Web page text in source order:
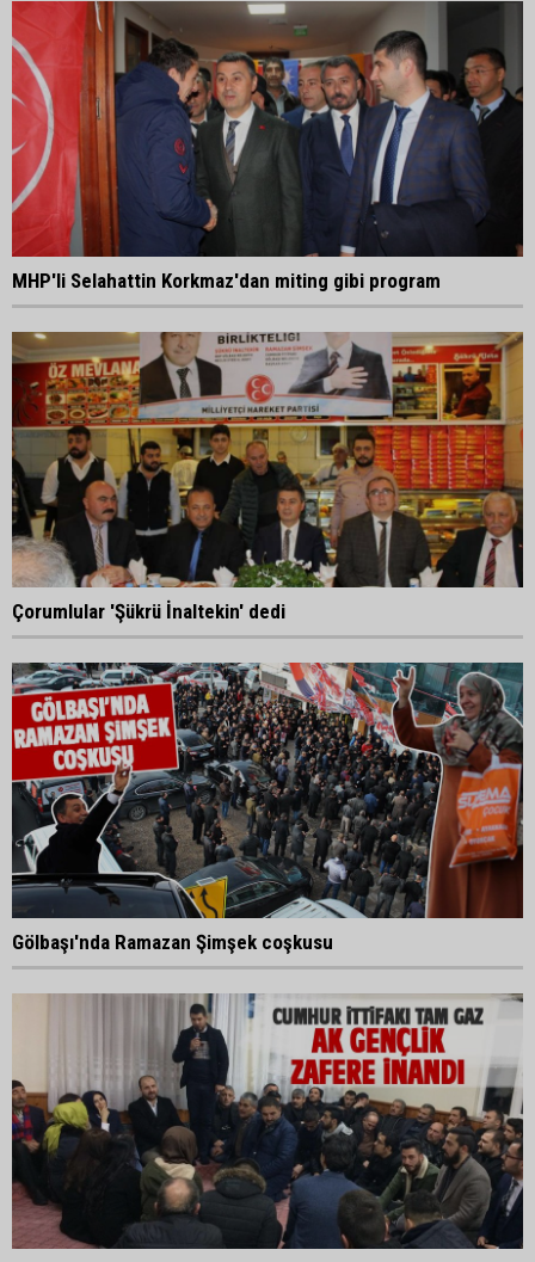
MHP'li Selahattin Korkmaz'dan miting gibi program
Çorumlular 'Şükrü İnaltekin' dedi
Gölbaşı'nda Ramazan Şimşek coşkusu